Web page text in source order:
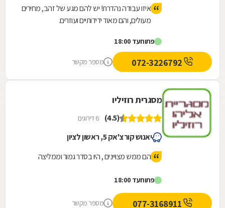
איזו עבודה נהדרת! יש להם מגע של זהב, מחירים
מעולים, והם מאוד ידידותיים ועוזרים.
פתוחעד 18:00
מספר מקשר
מסגרית רוזיליו
(4.5) 6 דירוגים
יאנוש קורצ'אק 5, ראשון לציון
הם ממש מצויינים , היו בסדר גמור וממליצה
פתוחעד 18:00
מספר מקשר